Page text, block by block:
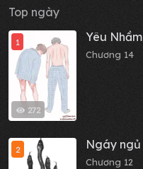
Top ngày
272
1 Yêu Nhầm
Chương 14
2 Ngáy ngủ
Chương 12